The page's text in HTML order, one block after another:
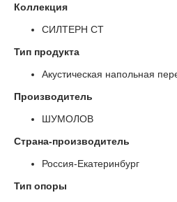
Коллекция
СИЛТЕРН СТ
Тип продукта
Акустическая напольная
Производитель
ШУМОЛОВ
Страна-производитель
Россия-Екатеринбург
Тип опоры